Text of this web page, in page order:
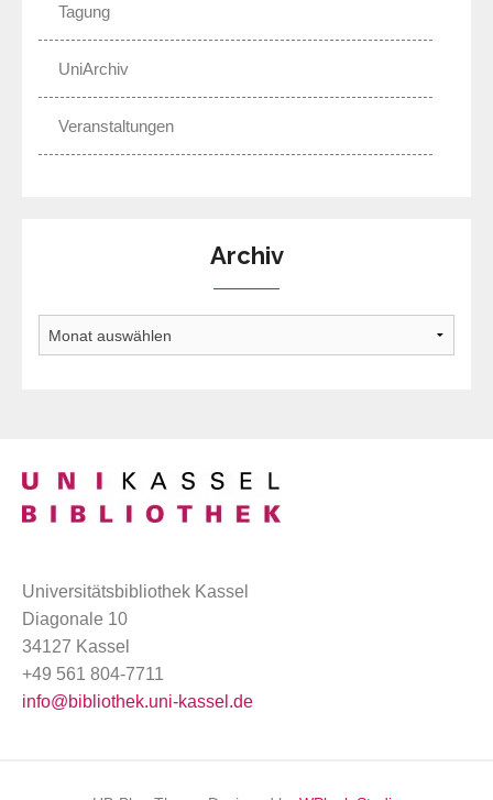
Tagung
UniArchiv
Veranstaltungen
Archiv
Universitätsbibliothek Kassel
Diagonale 10
34127 Kassel
+49 561 804-7711
info@bibliothek.uni-kassel.de